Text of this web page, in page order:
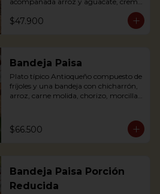
de leche y alcaparras. (Foto de porción
completa).
served with capers, and cream.
Accompanied with rice, arepa and
avocado.
$47.900
Bandeja Paisa
Plato típico Antioqueño compuesto de
fríjoles y una bandeja con chicharrón,
arroz, carne molida, chorizo, morcilla,
The bandeja paisa is our most
important regional dish. It comes with
$66.500
Bandeja Paisa Porción
Reducida